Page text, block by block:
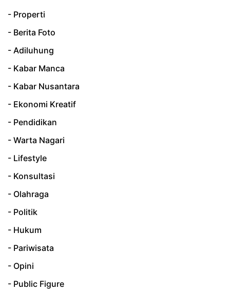
- Properti
- Berita Foto
- Adiluhung
- Kabar Manca
- Kabar Nusantara
- Ekonomi Kreatif
- Pendidikan
- Warta Nagari
- Lifestyle
- Konsultasi
- Olahraga
- Politik
- Hukum
- Pariwisata
- Opini
- Public Figure